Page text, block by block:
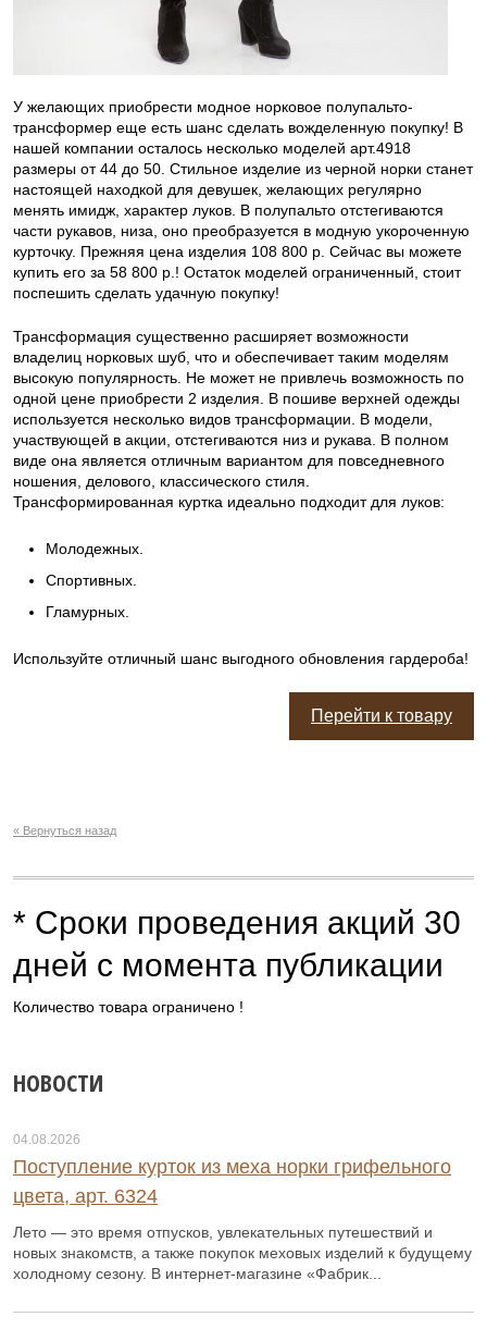
У желающих приобрести модное норковое полупальто-
трансформер еще есть шанс сделать вожделенную покупку! В
нашей компании осталось несколько моделей арт.4918
размеры от 44 до 50. Стильное изделие из черной норки станет
настоящей находкой для девушек, желающих регулярно
менять имидж, характер луков. В полупальто отстегиваются
части рукавов, низа, оно преобразуется в модную укороченную
курточку. Прежняя цена изделия 108 800 р. Сейчас вы можете
купить его за 58 800 р.! Остаток моделей ограниченный, стоит
поспешить сделать удачную покупку!
Трансформация существенно расширяет возможности
владелиц норковых шуб, что и обеспечивает таким моделям
высокую популярность. Не может не привлечь возможность по
одной цене приобрести 2 изделия. В пошиве верхней одежды
используется несколько видов трансформации. В модели,
участвующей в акции, отстегиваются низ и рукава. В полном
виде она является отличным вариантом для повседневного
ношения, делового, классического стиля.
Трансформированная куртка идеально подходит для луков:
Молодежных.
Спортивных.
Гламурных.
Используйте отличный шанс выгодного обновления гардероба!
Перейти к товару
« Вернуться назад
* Сроки проведения акций 30
дней с момента публикации
Количество товара ограничено !
НОВОСТИ
04.08.2026
Поступление курток из меха норки грифельного
цвета, арт. 6324
Лето — это время отпусков, увлекательных путешествий и
новых знакомств, а также покупок меховых изделий к будущему
холодному сезону. В интернет-магазине «Фабрик...